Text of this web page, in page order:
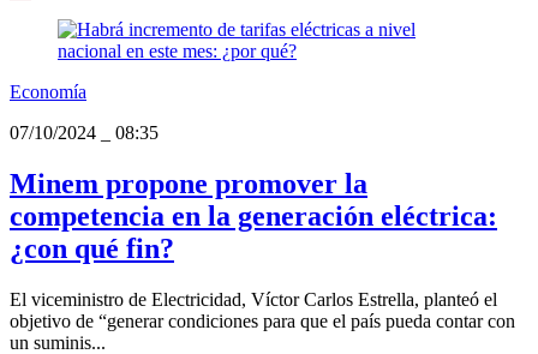
Economía
07/10/2024
08:35
Minem propone promover la
competencia en la generación eléctrica:
¿con qué fin?
El viceministro de Electricidad, Víctor Carlos Estrella, planteó el
objetivo de “generar condiciones para que el país pueda contar con
un suminis...